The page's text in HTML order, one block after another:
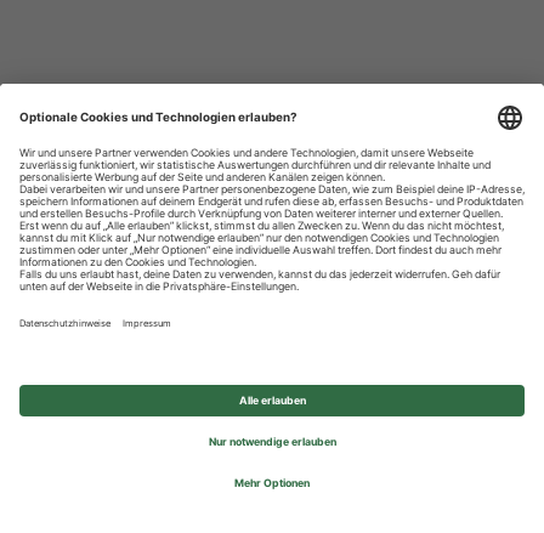
Datenschutzhinweise
Impressum
Privatsphäre-Einstellungen
© 2026 REWE Group - All rights reserved